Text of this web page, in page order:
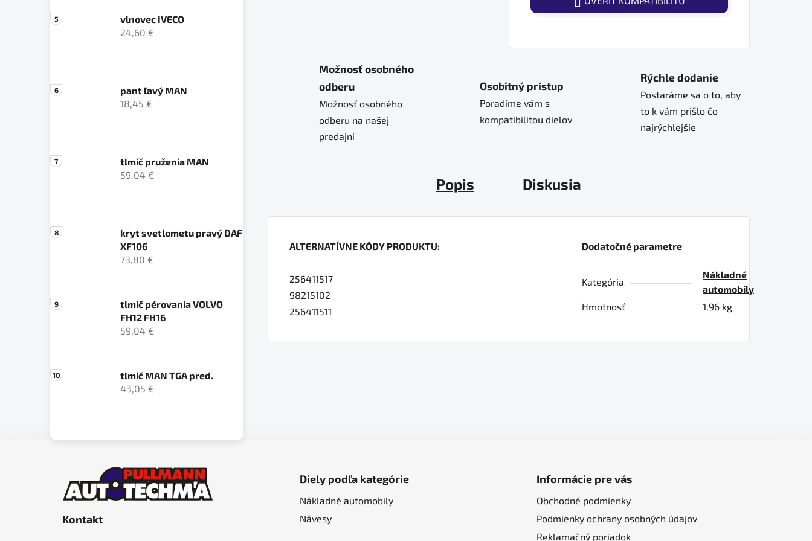
vlnovec IVECO
24,60 €
pant ľavý MAN
18,45 €
tlmič pruženia MAN
59,04 €
kryt svetlometu pravý DAF
XF106
73,80 €
tlmič pérovania VOLVO
FH12 FH16
59,04 €
tlmič MAN TGA pred.
43,05 €
Možnosť osobného
odberu
Možnosť osobného
odberu na našej
predajni
Osobitný prístup
Poradíme vám s
kompatibilitou dielov
Rýchle dodanie
Postaráme sa o to, aby
to k vám prišlo čo
najrýchlejšie
Popis Diskusia
ALTERNATÍVNE KÓDY PRODUKTU:
256411517
98215102
256411511
Dodatočné parametre
Kategória
Nákladné
automobily
Hmotnosť
1.96 kg
Kontakt
Diely podľa kategórie
Nákladné automobily
Návesy
Informácie pre vás
Obchodné podmienky
Podmienky ochrany osobných údajov
Reklamačný poriadok